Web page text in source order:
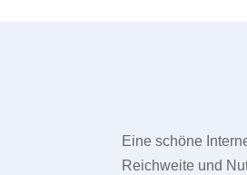
Eine schöne
Reichweite und